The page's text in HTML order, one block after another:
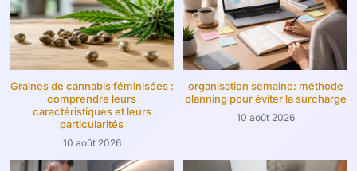
Graines de cannabis féminisées :
comprendre leurs
caractéristiques et leurs
particularités
10 août 2026
organisation semaine: méthode
planning pour éviter la surcharge
10 août 2026